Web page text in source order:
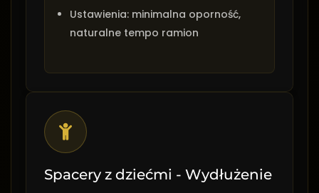
Ustawienia: minimalna oporność,
naturalne tempo ramion
Spacery z dziećmi - Wydłużenie